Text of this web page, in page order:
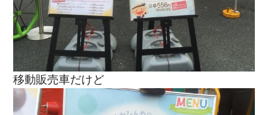
移動販売車だけど